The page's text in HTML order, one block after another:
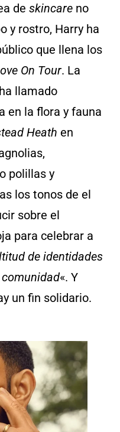
de skincare no
y rostro, Harry ha
que llena los
On Tour. La
llamado
en la flora y fauna
Heath en
polillas y
los tonos de el
sobre el
para celebrar a
de identidades
«. Y
un fin solidario.